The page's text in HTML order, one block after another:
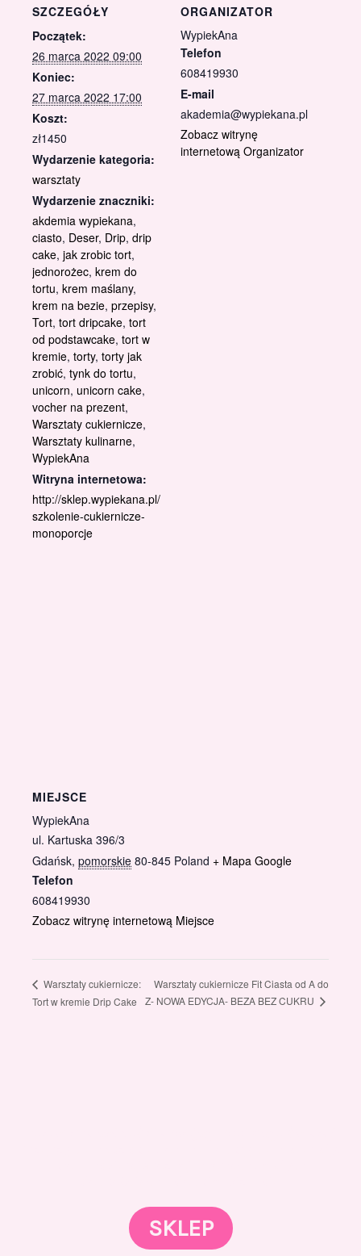
SZCZEGÓŁY
Początek:
26 marca 2022 09:00
Koniec:
27 marca 2022 17:00
Koszt:
zł1450
Wydarzenie kategoria:
warsztaty
Wydarzenie znaczniki:
akdemia wypiekana,
ciasto, Deser, Drip, drip
cake, jak zrobic tort,
jednorożec, krem do
tortu, krem maślany,
krem na bezie, przepisy,
Tort, tort dripcake, tort
od podstawcake, tort w
kremie, torty, torty jak
zrobić, tynk do tortu,
unicorn, unicorn cake,
vocher na prezent,
Warsztaty cukiernicze,
Warsztaty kulinarne,
WypiekAna
Witryna internetowa:
http://sklep.wypiekana.pl/
szkolenie-cukiernicze-
monoporcje
ORGANIZATOR
WypiekAna
Telefon
608419930
E-mail
akademia@wypiekana.pl
Zobacz witrynę
internetową Organizator
MIEJSCE
WypiekAna
ul. Kartuska 396/3
Gdańsk, pomorskie 80-845 Poland + Mapa Google
Telefon
608419930
Zobacz witrynę internetową Miejsce
Warsztaty cukiernicze:
Tort w kremie Drip Cake
Warsztaty cukiernicze Fit Ciasta od A do
Z- NOWA EDYCJA- BEZA BEZ CUKRU
SKLEP